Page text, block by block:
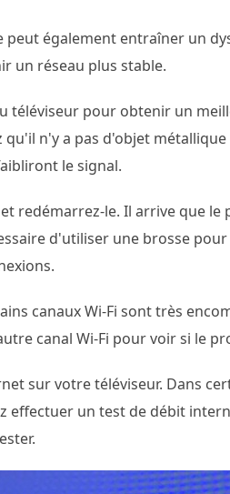
également entraîner un
un réseau plus stable.
téléviseur pour obtenir un
n'y a pas d'objet
le signal.
redémarrez-le. Il arrive que
d'utiliser une brosse
canaux Wi-Fi sont très
canal Wi-Fi pour voir si le
sur votre téléviseur. Dans
effectuer un test de débit